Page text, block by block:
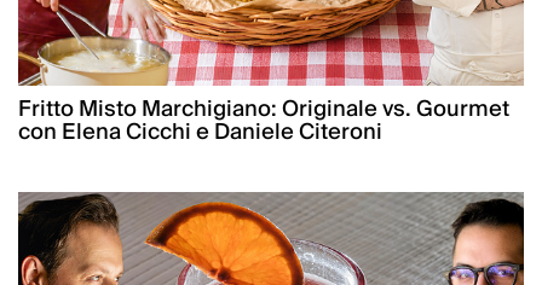
Fritto Misto Marchigiano: Originale vs. Gourmet
con Elena Cicchi e Daniele Citeroni